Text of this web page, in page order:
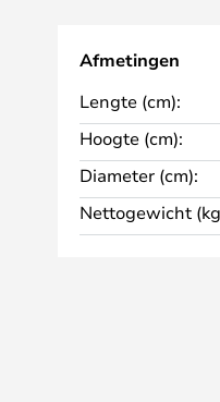
Afmetingen
Lengte (cm):
Hoogte (cm):
Diameter (cm):
Nettogewicht